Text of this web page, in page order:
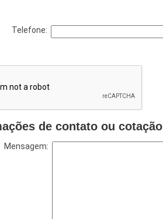
Telefone:
de contato ou cotação
Mensagem: